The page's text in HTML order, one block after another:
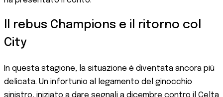
Il rebus Champions e il ritorno col
City
In questa stagione, la situazione è diventata ancora più
delicata. Un infortunio al legamento del ginocchio
sinistro, iniziato a dare segnali a dicembre contro il Celta